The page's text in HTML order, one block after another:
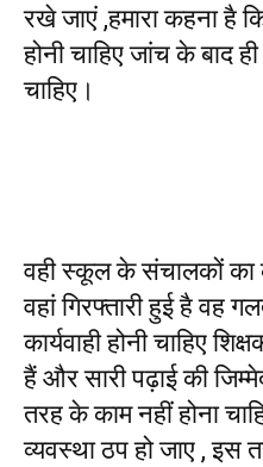
रखे जाएं ,हमारा कहना है
होनी चाहिए जांच के बाद
चाहिए।
वही स्कूल के संचालकों का
वहां गिरफ्तारी हुई है वह
कार्यवाही होनी चाहिए
हैं और सारी पढ़ाई की
तरह के काम नहीं होना
व्यवस्था ठप हो जाए , इस